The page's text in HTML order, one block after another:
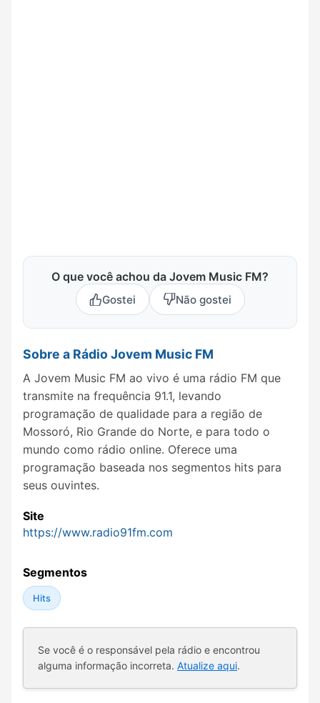
O que você achou da Jovem Music FM?
Gostei Não gostei
Sobre a Rádio Jovem Music FM
A Jovem Music FM ao vivo é uma rádio FM que
transmite na frequência 91.1, levando
programação de qualidade para a região de
Mossoró, Rio Grande do Norte, e para todo o
mundo como rádio online. Oferece uma
programação baseada nos segmentos hits para
seus ouvintes.
Site
https://www.radio91fm.com
Segmentos
Hits
Se você é o responsável pela rádio e encontrou
alguma informação incorreta. Atualize aqui.